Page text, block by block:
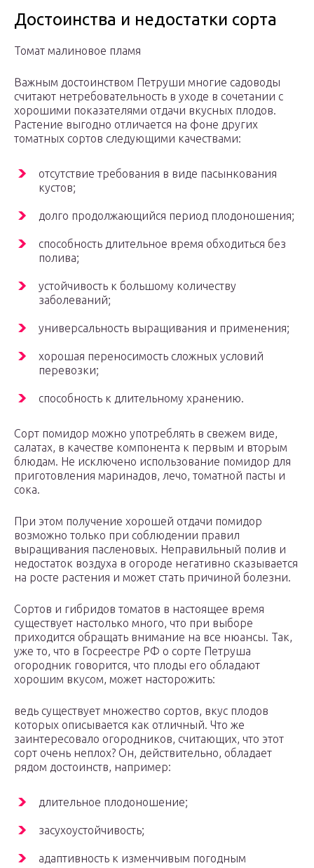
Достоинства и недостатки сорта
Томат малиновое пламя
Важным достоинством Петруши многие садоводы
считают нетребовательность в уходе в сочетании с
хорошими показателями отдачи вкусных плодов.
Растение выгодно отличается на фоне других
томатных сортов следующими качествами:
отсутствие требования в виде пасынкования
кустов;
долго продолжающийся период плодоношения;
способность длительное время обходиться без
полива;
устойчивость к большому количеству
заболеваний;
универсальность выращивания и применения;
хорошая переносимость сложных условий
перевозки;
способность к длительному хранению.
Сорт помидор можно употреблять в свежем виде,
салатах, в качестве компонента к первым и вторым
блюдам. Не исключено использование помидор для
приготовления маринадов, лечо, томатной пасты и
сока.
При этом получение хорошей отдачи помидор
возможно только при соблюдении правил
выращивания пасленовых. Неправильный полив и
недостаток воздуха в огороде негативно сказывается
на росте растения и может стать причиной болезни.
Сортов и гибридов томатов в настоящее время
существует настолько много, что при выборе
приходится обращать внимание на все нюансы. Так,
уже то, что в Госреестре РФ о сорте Петруша
огородник говорится, что плоды его обладают
хорошим вкусом, может насторожить:
ведь существует множество сортов, вкус плодов
которых описывается как отличный. Что же
заинтересовало огородников, считающих, что этот
сорт очень неплох? Он, действительно, обладает
рядом достоинств, например:
длительное плодоношение;
засухоустойчивость;
адаптивность к изменчивым погодным